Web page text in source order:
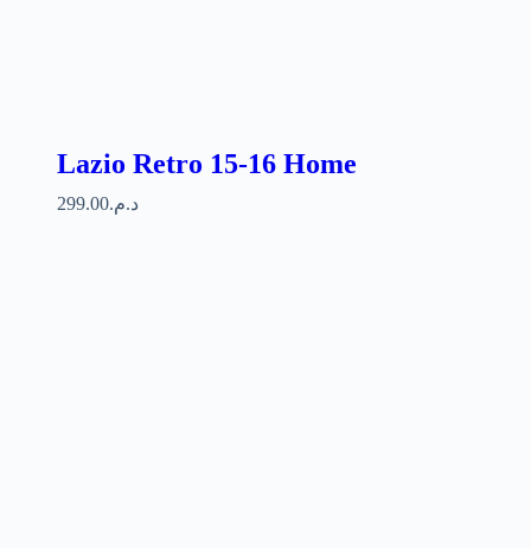
Lazio Retro 15-16 Home
د.م.299.00